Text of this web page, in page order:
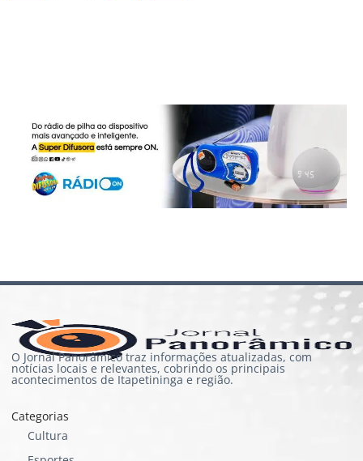
O Jornal Panorâmico traz informações atualizadas, com
notícias locais e relevantes, cobrindo os principais
acontecimentos de Itapetininga e região.
Categorias
Cultura